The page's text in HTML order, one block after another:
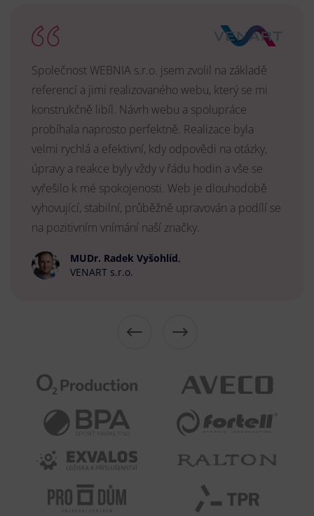
Společnost WEBNIA s.r.o. jsem zvolil na základě
referencí a jimi realizovaného webu, který se mi
konstrukčně libíl. Návrh webu a spolupráce
probíhala naprosto perfektně. Realizace byla
velmi rychlá a efektivní, kdy odpovědi na otázky,
úpravy a reakce byly vždy v řádu hodin a vše se
vyřešilo k mé spokojenosti. Web je dlouhodobě
vyhovující, stabilní, průběžně upravován a podílí se
na pozitivním vnímání naší značky.
MUDr. Radek Vyšohlíd,
VENART s.r.o.